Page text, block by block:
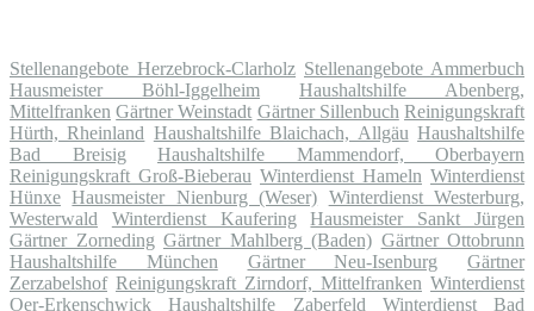
Stellenangebote Herzebrock-Clarholz Stellenangebote Ammerbuch
Hausmeister Böhl-Iggelheim
Haushaltshilfe Abenberg,
Mittelfranken Gärtner Weinstadt Gärtner Sillenbuch Reinigungskraft
Hürth, Rheinland Haushaltshilfe Blaichach, Allgäu Haushaltshilfe
Bad Breisig
Haushaltshilfe Mammendorf, Oberbayern
Reinigungskraft Groß-Bieberau Winterdienst Hameln Winterdienst
Hünxe Hausmeister Nienburg (Weser) Winterdienst Westerburg,
Westerwald
Winterdienst Kaufering
Hausmeister Sankt Jürgen
Gärtner Zorneding Gärtner Mahlberg (Baden) Gärtner Ottobrunn
Haushaltshilfe München
Gärtner Neu-Isenburg
Gärtner
Zerzabelshof Reinigungskraft Zirndorf, Mittelfranken Winterdienst
Oer-Erkenschwick
Haushaltshilfe Zaberfeld
Winterdienst Bad